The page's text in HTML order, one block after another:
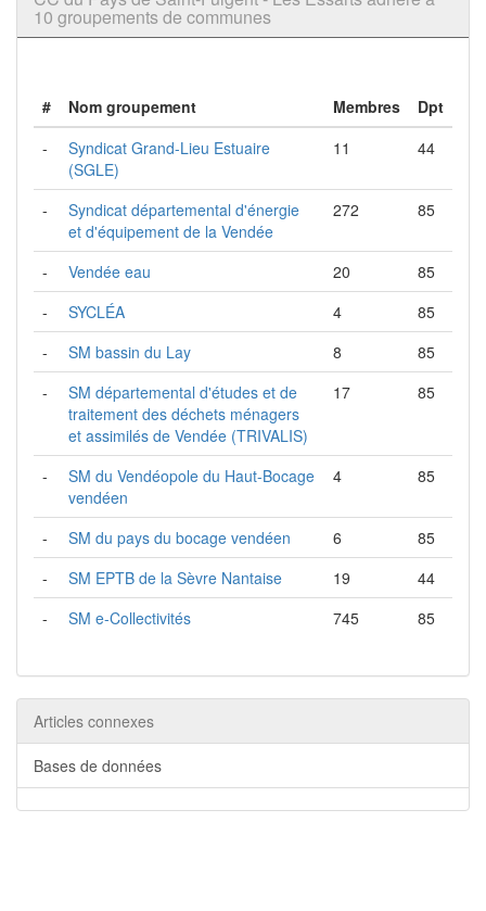
10 groupements de communes
# Nom groupement Membres
Dpt
-
Syndicat Grand-Lieu Estuaire
(SGLE)
11 44
-
Syndicat départemental d'énergie
et d'équipement de la Vendée
272 85
- Vendée eau 20
85
-
SYCLÉA 4
85
-
SM bassin du Lay 8
85
-
SM départemental d'études et de
traitement des déchets ménagers
et assimilés de Vendée (TRIVALIS)
17 85
-
SM du Vendéopole du Haut-Bocage
vendéen
4 85
- SM du pays du bocage vendéen 6
85
-
SM EPTB de la Sèvre Nantaise 19
44
-
SM e-Collectivités 745 85
Articles connexes
Bases de données